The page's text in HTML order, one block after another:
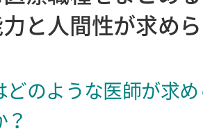
と人間性が求め
のような医師が求め
？